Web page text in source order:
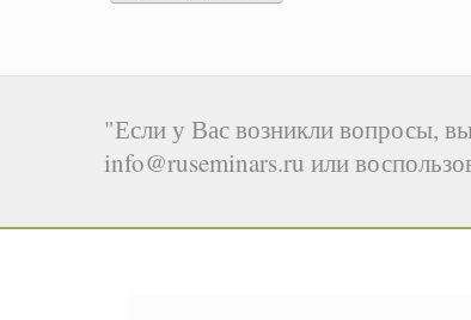
"Если у Вас возникли вопросы,
info@ruseminars.ru или